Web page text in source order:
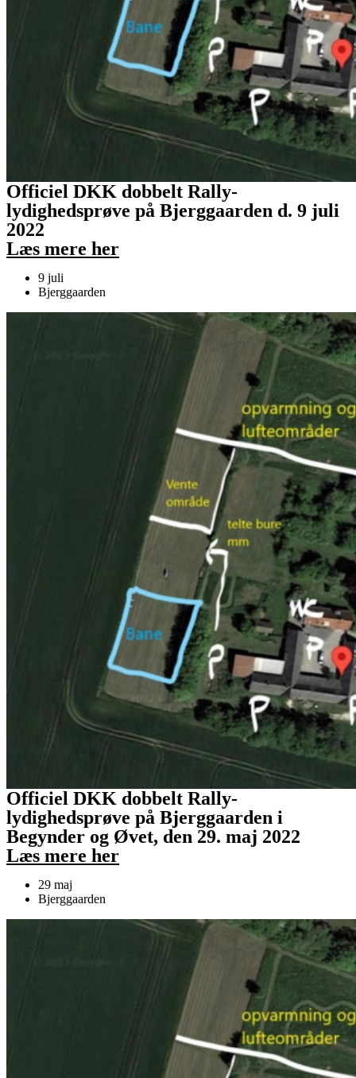
Officiel DKK dobbelt Rally-
lydighedsprøve på Bjerggaarden d. 9 juli
2022
Læs mere her
9 juli
Bjerggaarden
Officiel DKK dobbelt Rally-
lydighedsprøve på Bjerggaarden i
Begynder og Øvet, den 29. maj 2022
Læs mere her
29 maj
Bjerggaarden